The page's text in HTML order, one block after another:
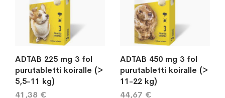
ADTAB 225 mg 3 fol
purutabletti koiralle (>
5,5-11 kg)
41,38 €
ADTAB 450 mg 3 fol
purutabletti koiralle (>
11-22 kg)
44,67 €